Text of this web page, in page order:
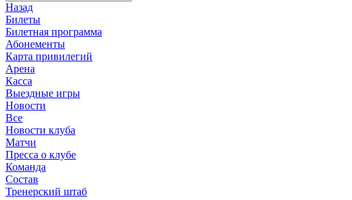
Назад
Билеты
Билетная программа
Абонементы
Карта привилегий
Арена
Касса
Выездные игры
Новости
Все
Новости клуба
Матчи
Пресса о клубе
Команда
Состав
Тренерский штаб